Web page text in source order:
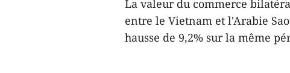
La valeur du commerce
entre le Vietnam et l'Arabie
hausse de 9,2% sur la même